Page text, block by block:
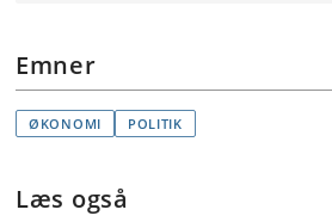
Emner
ØKONOMI POLITIK
Læs også